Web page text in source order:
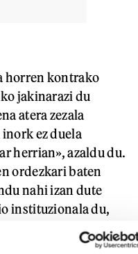
horren kontrako
jakinarazi du
atera zezala
ez duela
herrian», azaldu du.
ordezkari baten
nahi izan dute
instituzionala du,
eta indarkeria
izaten dieten